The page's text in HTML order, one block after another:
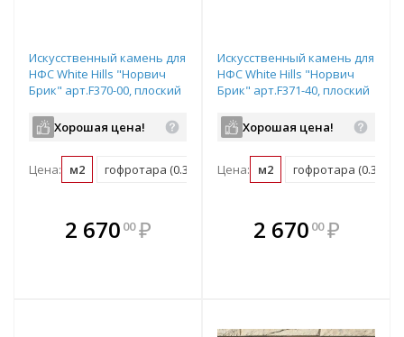
Искусственный камень для
НФС White Hills "Норвич
Брик" арт.F370-00, плоский
Хорошая цена!
Цена: м2 гофротара (0.38 м2) мастербокс (24.32 м2)
2 670 00 ₽
В комплекте
всегда выгоднее!
Искусственный камень для
НФС White Hills "Норвич
Брик" арт.F371-40, плоский
Хорошая цена!
Цена: м2 гофротара (0.38 м2)
В комплекте
всегда выгоднее!
2 670 00 ₽